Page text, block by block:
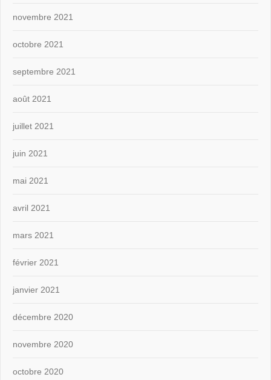
novembre 2021
octobre 2021
septembre 2021
août 2021
juillet 2021
juin 2021
mai 2021
avril 2021
mars 2021
février 2021
janvier 2021
décembre 2020
novembre 2020
octobre 2020